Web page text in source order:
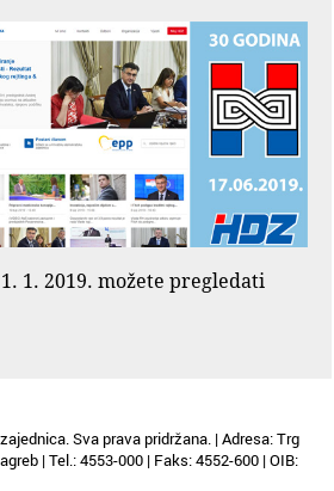
1. 2019. možete pregledati
Sva prava pridržana. | Adresa: Trg
| Tel.: 4553-000 | Faks: 4552-600 | OIB: